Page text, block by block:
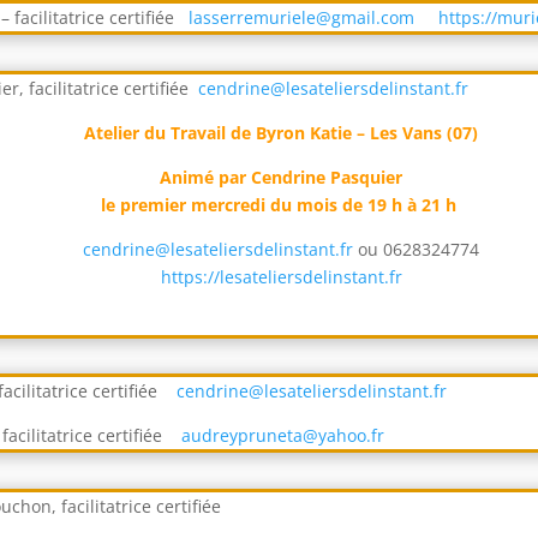
facilitatrice certifiée lasserremuriele@gmail.com https://
facilitatrice certifiéecendrine@lesateliersdelinstant.fr
Atelier du Travail de Byron Katie – Les Vans (07)
Animé par Cendrine Pasquier
le premier mercredi du mois de 19 h à 21 h
cendrine@lesateliersdelinstant.fr ou 0628324774
https://lesateliersdelinstant.fr
certifiée
cendrine@lesateliersdelinstant.fr
facilitatrice certifiéeaudreypruneta@yahoo.fr
facilitatrice certifiée